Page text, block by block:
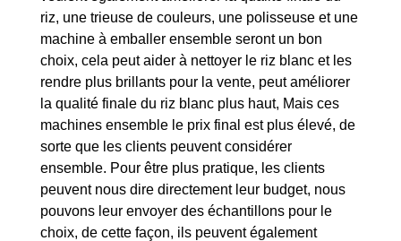
riz, une trieuse de couleurs, une polisseuse et une
machine à emballer ensemble seront un bon
choix, cela peut aider à nettoyer le riz blanc et les
rendre plus brillants pour la vente, peut améliorer
la qualité finale du riz blanc plus haut, Mais ces
machines ensemble le prix final est plus élevé, de
sorte que les clients peuvent considérer
ensemble. Pour être plus pratique, les clients
peuvent nous dire directement leur budget, nous
pouvons leur envoyer des échantillons pour le
choix, de cette façon, ils peuvent également